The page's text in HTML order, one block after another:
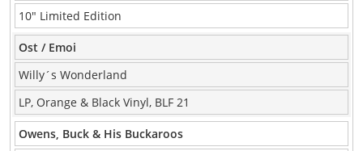
10″ Limited Edition
Ost / Emoi
Willy´s Wonderland
LP, Orange & Black Vinyl, BLF 21
Owens, Buck & His Buckaroos